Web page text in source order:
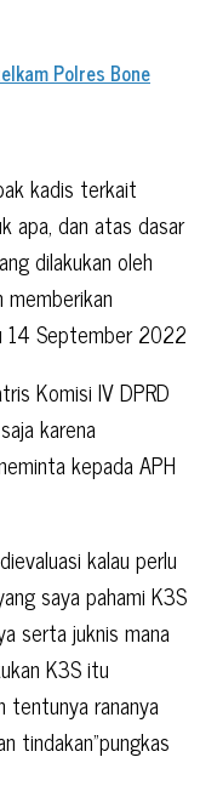
Polres Bone
kadis terkait
apa, dan atas dasar
dilakukan oleh
14 September 2022
Komisi IV DPRD
karena
kepada APH
kalau perlu
saya pahami K3S
serta juknis mana
K3S itu
tentunya rananya
tindakan”pungkas